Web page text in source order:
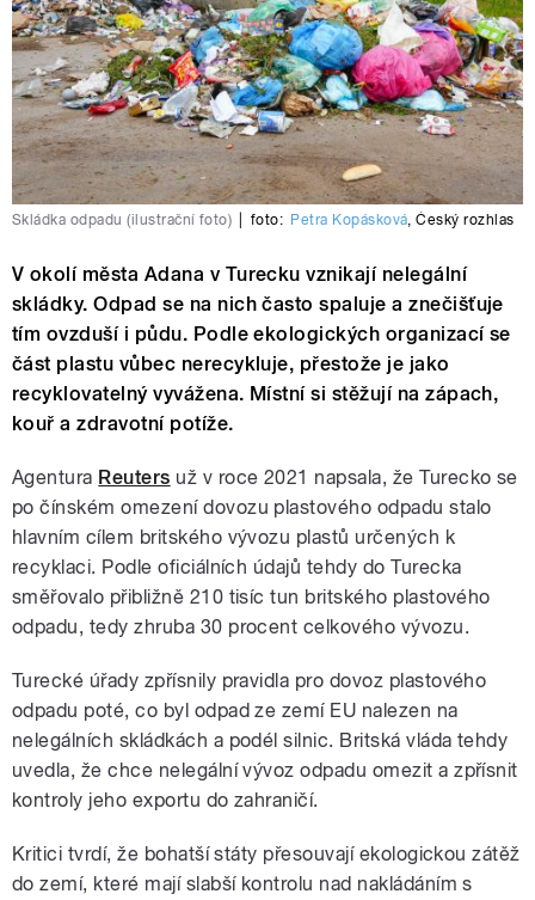
Skládka odpadu (ilustrační foto) foto: Petra Kopásková,Český rozhlas
V okolí města Adana v Turecku vznikají nelegální
skládky. Odpad se na nich často spaluje a znečišťuje
tím ovzduší i půdu. Podle ekologických organizací se
část plastu vůbec nerecykluje, přestože je jako
recyklovatelný vyvážena. Místní si stěžují na zápach,
kouř a zdravotní potíže.
Agentura Reuters už v roce 2021 napsala, že Turecko se
po čínském omezení dovozu plastového odpadu stalo
hlavním cílem britského vývozu plastů určených k
recyklaci. Podle oficiálních údajů tehdy do Turecka
směřovalo přibližně 210 tisíc tun britského plastového
odpadu, tedy zhruba 30 procent celkového vývozu.
Turecké úřady zpřísnily pravidla pro dovoz plastového
odpadu poté, co byl odpad ze zemí EU nalezen na
nelegálních skládkách a podél silnic. Britská vláda tehdy
uvedla, že chce nelegální vývoz odpadu omezit a zpřísnit
kontroly jeho exportu do zahraničí.
Kritici tvrdí, že bohatší státy přesouvají ekologickou zátěž
do zemí, které mají slabší kontrolu nad nakládáním s